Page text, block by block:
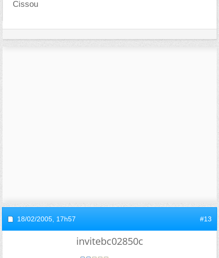
Cissou
18/02/2005, 17h57 #13
invitebc02850c